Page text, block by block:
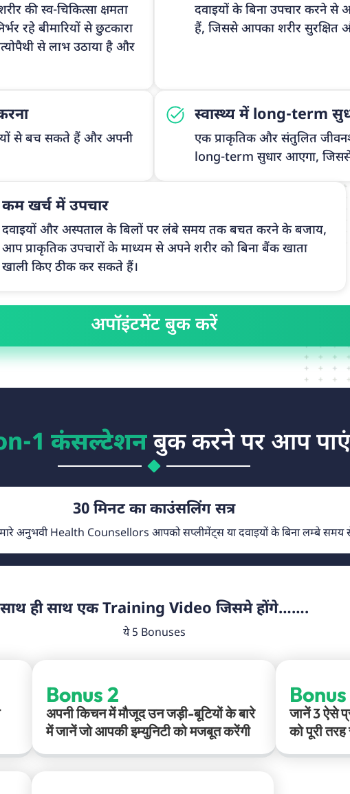
की स्व-चिकित्सा क्षमता
रहे बीमारियों से छुटकारा
से लाभ उठाया है और
दवाइयों के बिना उपचार करने से
हैं, जिससे आपका शरीर सुरक्षित
से बच सकते हैं और अपनी
स्वास्थ्य में long-term
एक प्राकृतिक और संतुलित
long-term सुधार आएगा, जिससे
कम खर्च में उपचार
दवाइयों और अस्पताल के बिलों पर लंबे समय तक बचत करने के बजाय,
आप प्राकृतिक उपचारों के माध्यम से अपने शरीर को बिना बैंक खाता
खाली किए ठीक कर सकते हैं।
अपॉइंटमेंट बुक करें
1 कंसल्टेशन बुक करने पर आप
30 मिनट का काउंसलिंग सत्र
Health Counsellors आपको सप्लीमेंट्स या दवाइयों के बिना लम्बे समय से
साथ ही साथ एक Training Video जिसमे होंगे…….
ये 5 Bonuses
Bonus 2
अपनी किचन में मौजूद उन जड़ी-बूटियों के बारे
में जानें जो आपकी इम्युनिटी को मजबूत करेंगी
जानें 3 ऐसे
को पूरी